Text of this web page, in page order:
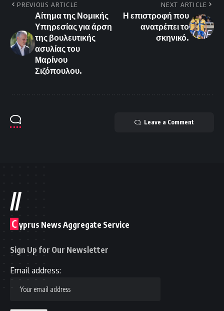
PREVIOUS ARTICLE
Αίτημα της Νομικής
Υπηρεσίας για άρση
της βουλευτικής
ασυλίας του
Μαρίνου
Σιζόπουλου.
NEXT ARTICLE
Η επιστροφή που
ανατρέπει το
σκηνικό.
Leave a Comment
//
C yprus News Aggregate Service
Sign Up for Our Newsletter
Email address: